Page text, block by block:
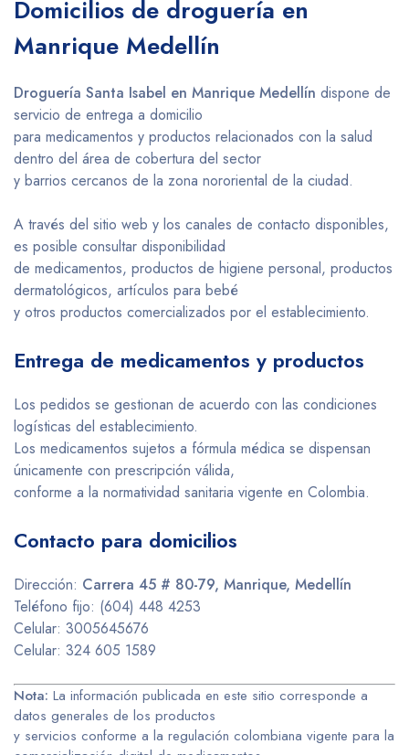
Domicilios de droguería en
Manrique Medellín
Droguería Santa Isabel en Manrique Medellín dispone de
servicio de entrega a domicilio
para medicamentos y productos relacionados con la salud
dentro del área de cobertura del sector
y barrios cercanos de la zona nororiental de la ciudad.
A través del sitio web y los canales de contacto disponibles,
es posible consultar disponibilidad
de medicamentos, productos de higiene personal, productos
dermatológicos, artículos para bebé
y otros productos comercializados por el establecimiento.
Entrega de medicamentos y productos
Los pedidos se gestionan de acuerdo con las condiciones
logísticas del establecimiento.
Los medicamentos sujetos a fórmula médica se dispensan
únicamente con prescripción válida,
conforme a la normatividad sanitaria vigente en Colombia.
Contacto para domicilios
Dirección: Carrera 45 # 80-79, Manrique, Medellín
Teléfono fijo: (604) 448 4253
Celular: 3005645676
Celular: 324 605 1589
Nota: La información publicada en este sitio corresponde a
datos generales de los productos
y servicios conforme a la regulación colombiana vigente para la